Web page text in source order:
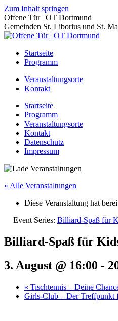
Zum Inhalt springen
Offene Tür | OT Dortmund
Gemeinden St. Liborius und St.
Startseite
Programm
Veranstaltungsorte
Kontakt
Startseite
Programm
Veranstaltungsorte
Kontakt
Datenschutz
Impressum
« Alle Veranstaltungen
Diese Veranstaltung hat
Event Series: Billiard-Spaß für
Billiard-Spaß für
3. August @ 16:00 -
« Tischtennis – Deine
Girls-Club – Der Treffpunkt